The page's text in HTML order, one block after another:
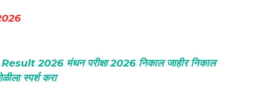
2026 मंथन परीक्षा 2026 निकाल जाहीर निकाल
स्पर्श करा